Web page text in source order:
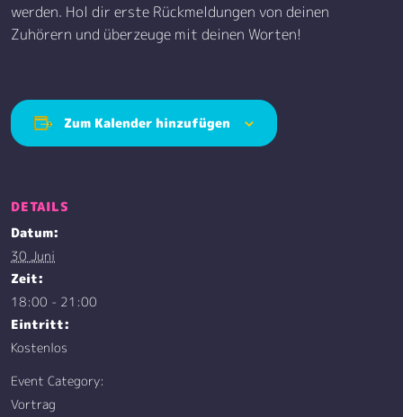
werden. Hol dir erste Rückmeldungen von deinen
Zuhörern und überzeuge mit deinen Worten!
Zum Kalender hinzufügen
DETAILS
Datum:
30 Juni
Zeit:
18:00 - 21:00
Eintritt:
Kostenlos
Event Category:
Vortrag